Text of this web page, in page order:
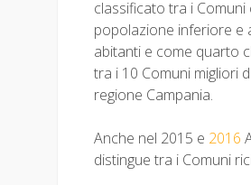
classificato tra i Comuni
popolazione inferiore e
abitanti e come quarto
tra i 10 Comuni migliori
regione Campania.
Anche nel 2015 e 2016
distingue tra i Comuni